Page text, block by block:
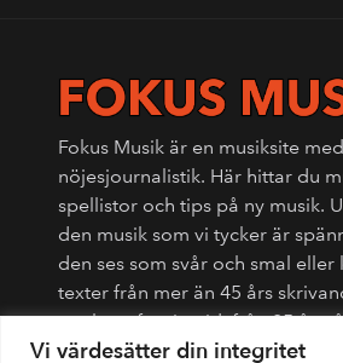
Vi värdesätter din integritet
Fokus Musik är en musiksite
nöjesjournalistik. Här hittar du
spellistor och tips på ny musik.
den musik som vi tycker är
den ses som svår och smal
texter från mer än 45 års
punkens fanzinetid, från 25 år